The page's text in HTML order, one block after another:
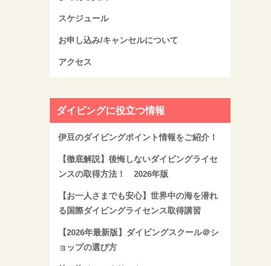
スケジュール
お申し込み/キャンセルについて
アクセス
ダイビングに役立つ情報
伊豆のダイビングポイント情報をご紹介！
【徹底解説】後悔しないダイビングライセ
ンスの取得方法！ 2026年版
【お一人さまでも安心】世界中の海を潜れ
る国際ダイビングライセンス取得講習
【2026年最新版】ダイビングスクール＠シ
ョップの選び方